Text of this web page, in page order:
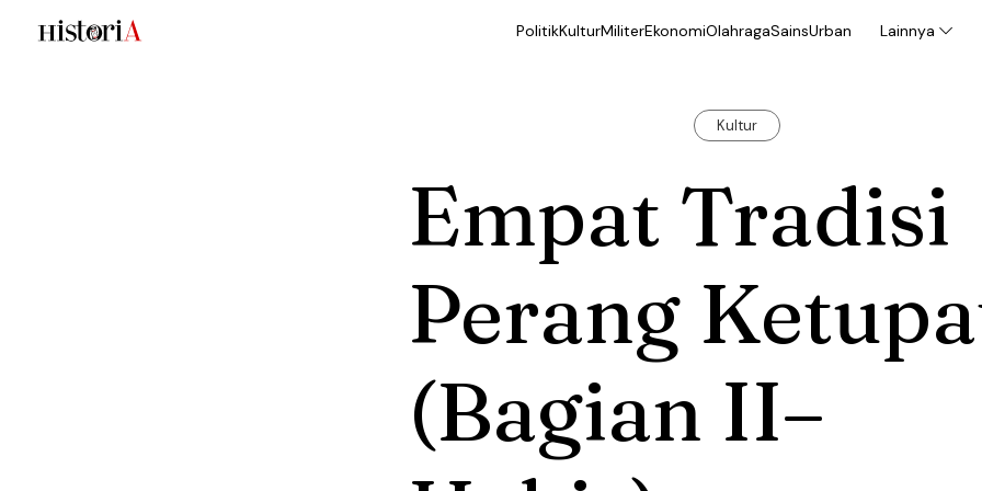
PolitikKulturMiliterEkonomiOlahragaSainsUrban Lainnya
Kultur
Empat Tradisi
Perang
(Bagian II–